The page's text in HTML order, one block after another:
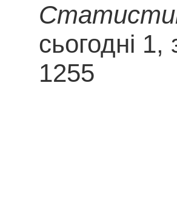
сьогодні 1,
1255